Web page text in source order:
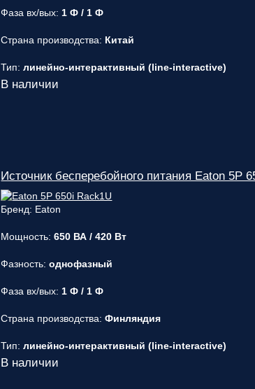
Фаза вх/вых: 1 Ф / 1 Ф
Страна производства: Китай
Тип:линейно-интерактивный (line-interactive)
В наличии
Источник бесперебойного питания Eaton 5P
Бренд: Eaton
Мощность:650 ВА / 420 Вт
Фазность:однофазный
Фаза вх/вых: 1 Ф / 1 Ф
Страна производства:Финляндия
Тип:линейно-интерактивный (line-interactive)
В наличии